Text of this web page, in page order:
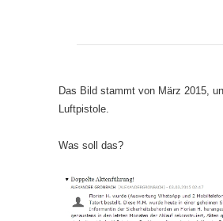
Das Bild stammt von März 2015,
Luftpistole.
Was soll das?